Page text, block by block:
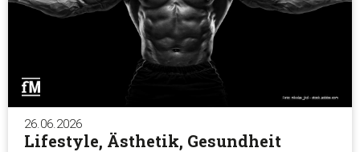
26.06.2026
Lifestyle, Ästhetik, Gesundheit